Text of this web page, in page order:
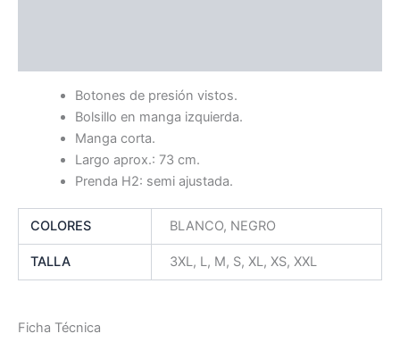
Botones de presión vistos.
Bolsillo en manga izquierda.
Manga corta.
Largo aprox.: 73 cm.
Prenda H2: semi ajustada.
COLORES BLANCO, NEGRO
TALLA 3XL, L, M, S, XL, XS, XXL
Ficha Técnica